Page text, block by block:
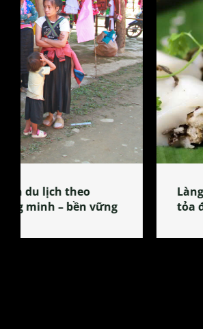
Làng làm bánh tẻ Phú Nhi
tỏa đặc sản xứ Đoài